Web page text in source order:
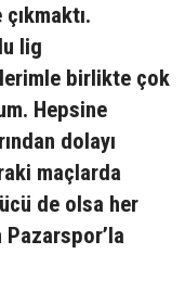
lig
birlikte çok
Hepsine
dolayı
maçlarda
de olsa her